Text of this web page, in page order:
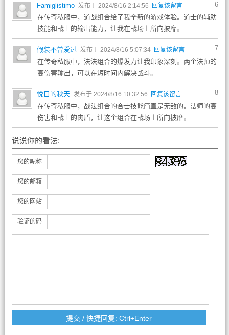
6
Famiglistimo 发布于 2024/8/16 2:14:56 回复该留言
在传奇私服中，道战组合给了我全新的游戏体验。道士的辅助
技能和战士的输出能力，让我在战场上所向披靡。
7
假装不曾爱过 发布于 2024/8/16 5:07:34 回复该留言
在传奇私服中，法法组合的爆发力让我印象深刻。两个法师的
高伤害输出，可以在短时间内解决战斗。
8
悦目的秋天 发布于 2024/8/16 10:32:56 回复该留言
在传奇私服中，战法组合的合击技能简直是无敌的。法师的高
伤害和战士的肉盾，让这个组合在战场上所向披靡。
说说你的看法:
您的昵称
您的邮箱
您的网站
验证的码